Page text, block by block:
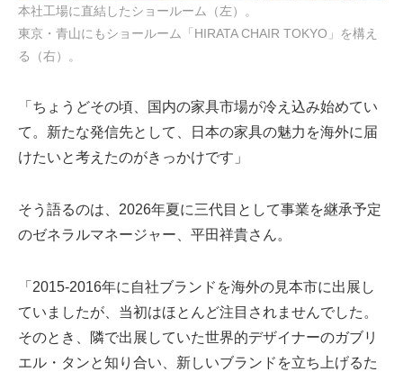
本社工場に直結したショールーム（左）。
東京・青山にもショールーム「HIRATA CHAIR TOKYO」を構え
る（右）。
「ちょうどその頃、国内の家具市場が冷え込み始めてい
て。新たな発信先として、日本の家具の魅力を海外に届
けたいと考えたのがきっかけです」
そう語るのは、2026年夏に三代目として事業を継承予定
のゼネラルマネージャー、平田祥貴さん。
「2015-2016年に自社ブランドを海外の見本市に出展し
ていましたが、当初はほとんど注目されませんでした。
そのとき、隣で出展していた世界的デザイナーのガブリ
エル・タンと知り合い、新しいブランドを立ち上げるた